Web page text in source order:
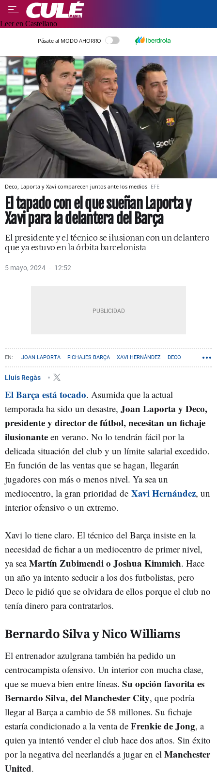
Leer en Castellano
Pásate al MODO AHORRO
Deco, Laporta y Xavi comparecen juntos ante los medios EFE
El tapado con el que sueñan Laporta y
Xavi para la delantera del Barça
El presidente y el técnico se ilusionan con un delantero
que ya estuvo en la órbita barcelonista
5 mayo, 2024 12:52
JOAN LAPORTA FICHAJES BARÇA XAVI HERNÁNDEZ DECO
Lluís Regàs
El Barça está tocado. Asumida que la actual
temporada ha sido un desastre, Joan Laporta y Deco,
presidente y director de fútbol, necesitan un fichaje
ilusionante en verano. No lo tendrán fácil por la
delicada situación del club y un límite salarial excedido.
En función de las ventas que se hagan, llegarán
jugadores con más o menos nivel. Ya sea un
mediocentro, la gran prioridad de Xavi Hernández, un
interior ofensivo o un extremo.
Xavi lo tiene claro. El técnico del Barça insiste en la
necesidad de fichar a un mediocentro de primer nivel,
ya seaMartín Zubimendi o Joshua Kimmich. Hace
un año ya intento seducir a los dos futbolistas, pero
Deco le pidió que se olvidara de ellos porque el club no
tenía dinero para contratarlos.
Bernardo Silva y Nico Williams
El entrenador azulgrana también ha pedido un
centrocampista ofensivo. Un interior con mucha clase,
que se mueva bien entre líneas. Su opción favorita es
Bernardo Silva, del Manchester City, que podría
llegar al Barça a cambio de 58 millones. Su fichaje
estaría condicionado a la venta de Frenkie de Jong, a
quien ya intentó vender el club hace dos años. Sin éxito
por la negativa del neerlandés a jugar en el Manchester
United.